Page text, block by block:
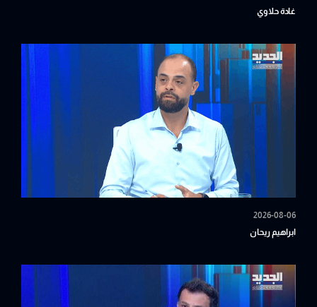
غادة حلاوي
2026-08-06
ابراهيم ريحان